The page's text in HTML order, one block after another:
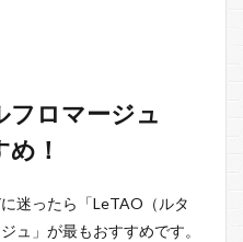
フロマージュ
！
迷ったら「LeTAO（ルタ
ュ」が最もおすすめです。